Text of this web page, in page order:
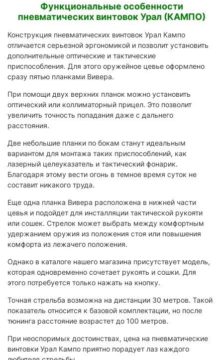
Функциональные особенности
пневматических винтовок Урал (КАМПО)
Конструкция пневматических винтовок Урал Кампо
отличается серьезной эргономикой и позволит установить
дополнительные оптические и тактические
приспособления. Для этого оружейное цевье оформлено
сразу пятью планками Вивера.
При помощи двух верхних планок можно установить
оптический или коллиматорный прицел. Это позволит
увеличить точность попадания даже с дальнего
расстояния.
Две небольшие планки по бокам станут идеальным
вариантом для монтажа таких приспособлений, как
лазерный целеуказатель и тактический фонарик.
Благодаря этому вести огонь в темное время суток не
составит никакого труда.
Еще одна планка Вивера расположена в нижней части
цевья и подойдет для инсталляции тактической рукояти
или сошек. Стрелок может выбрать между комфортным
удержанием оружия из положения стоя или повышения
комфорта из лежачего положения.
Однако в каталоге нашего магазина присутствует модель,
которая одновременно сочетает рукоять и сошки. Для
этого потребуется только нажать на кнопку.
Точная стрельба возможна на дистанции 30 метров. Такой
показатель относится к базовой комплектации, но после
тюнинга расстояние возрастет до 100 метров.
При неоспоримых достоинствах, цена на пневматические
винтовки Урал Кампо приятно порадует лаз каждого